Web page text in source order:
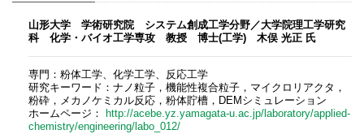
山形大学 学術研究院 システム創成工学分野／大学院理工学研究
科 化学・バイオ工学専攻 教授 博士(工学) 木俣 光正​​ 氏
専門：粉体工学、化学工学、反応工学
研究キーワード：​ナノ粒子，機能性複合粒子，マイクロリアクタ，
粉砕，メカノケミカル反応，粉体貯槽，DEMシミュレーション
ホームページ：
http://acebe.yz.yamagata-u.ac.jp/laboratory/applied-
chemistry/engineering/labo_012/